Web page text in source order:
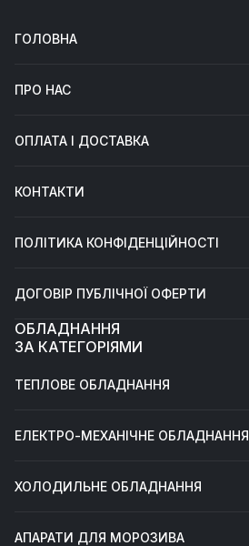
ГОЛОВНА
ПРО НАС
ОПЛАТА І ДОСТАВКА
КОНТАКТИ
ПОЛІТИКА КОНФІДЕНЦІЙНОСТІ
ДОГОВІР ПУБЛІЧНОЇ ОФЕРТИ
ОБЛАДНАННЯ
ЗА КАТЕГОРІЯМИ
ТЕПЛОВЕ ОБЛАДНАННЯ
ЕЛЕКТРО-МЕХАНІЧНЕ ОБЛАДНАННЯ
ХОЛОДИЛЬНЕ ОБЛАДНАННЯ
АПАРАТИ ДЛЯ МОРОЗИВА